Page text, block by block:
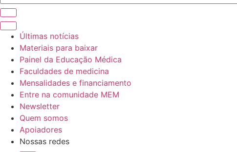
Últimas notícias
Materiais para baixar
Painel da Educação Médica
Faculdades de medicina
Mensalidades e financiamento
Entre na comunidade MEM
Newsletter
Quem somos
Apoiadores
Nossas redes